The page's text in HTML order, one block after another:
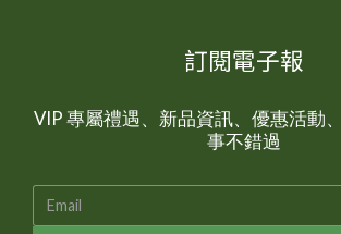
訂閱電子報
VIP 專屬禮遇、新品資訊、優惠活動
事不錯過